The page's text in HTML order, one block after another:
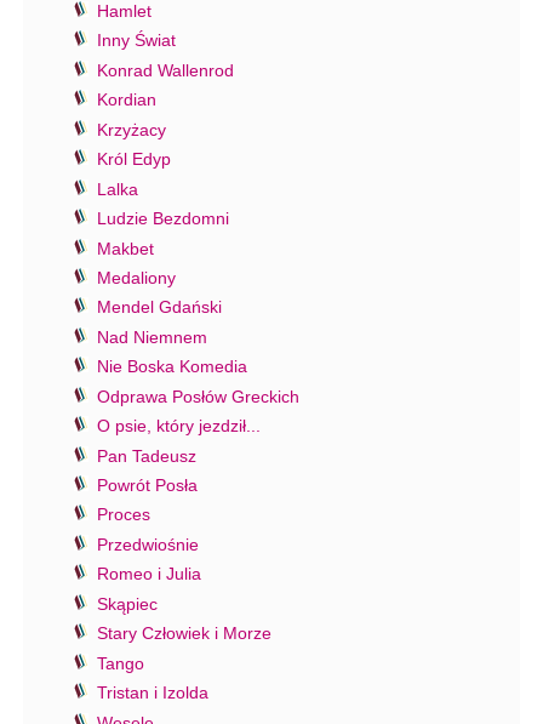
Hamlet
Inny Świat
Konrad Wallenrod
Kordian
Krzyżacy
Król Edyp
Lalka
Ludzie Bezdomni
Makbet
Medaliony
Mendel Gdański
Nad Niemnem
Nie Boska Komedia
Odprawa Posłów Greckich
O psie, który jezdził...
Pan Tadeusz
Powrót Posła
Proces
Przedwiośnie
Romeo i Julia
Skąpiec
Stary Człowiek i Morze
Tango
Tristan i Izolda